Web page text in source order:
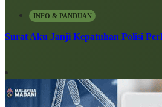
INFO & PANDUAN
Surat Aku Janji Kepatuhan Polisi